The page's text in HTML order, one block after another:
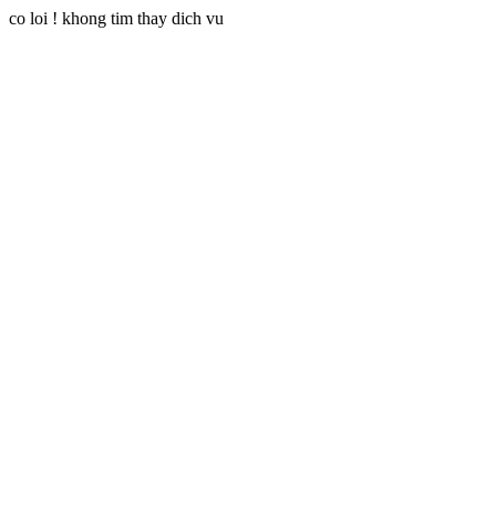
co loi ! khong tim thay dich vu